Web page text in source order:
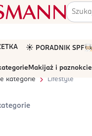
☀️ PORADNIK SPF
Makijaż i paznokcie
kategorie
Lifestyle